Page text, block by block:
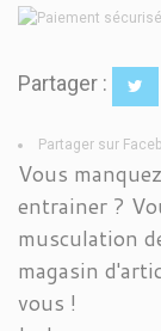
Partager :
Partager sur
Vous
entrainer ?
musculation
magasin
vous !